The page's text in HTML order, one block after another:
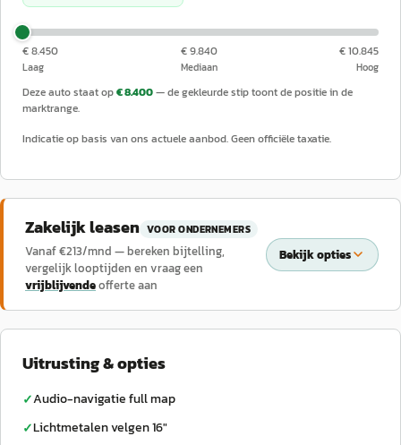
€ 8.450
Laag
€ 9.840
Mediaan
€ 10.845
Hoog
Deze auto staat op€ 8.400— de gekleurde stip toont de positie in de
marktrange.
Indicatie op basis van ons actuele aanbod. Geen officiële taxatie.
Zakelijk leasen VOOR ONDERNEMERS
Vanaf €213/mnd — bereken bijtelling,
vergelijk looptijden en vraag een
vrijblijvendeofferte aan
Bekijk opties
Uitrusting & opties
✓Audio-navigatie full map
✓Lichtmetalen velgen 16"